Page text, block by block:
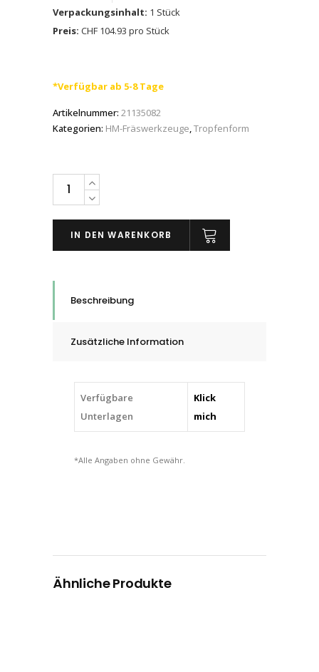
Verpackungsinhalt: 1 Stück
Preis: CHF 104.93 pro Stück
*Verfügbar ab 5-8 Tage
Artikelnummer: 21135082
Kategorien: HM-Fräswerkzeuge,Tropfenform
PFERD
Frässtifte
Tropfenform
quantity
IN DEN WARENKORB
Beschreibung
Zusätzliche Information
Verfügbare
Unterlagen
Klick
mich
*Alle Angaben ohne Gewähr.
Ähnliche Produkte